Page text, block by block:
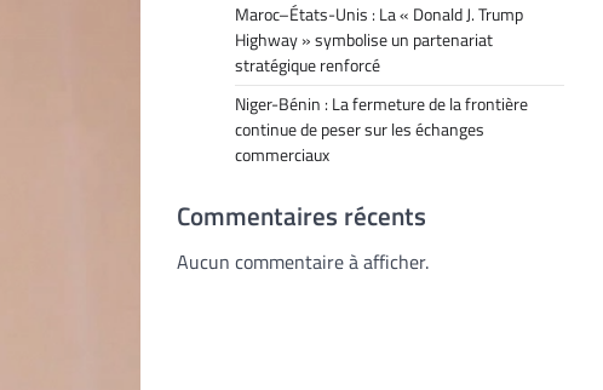
Maroc–États-Unis : La « Donald J. Trump
Highway » symbolise un partenariat
stratégique renforcé
Niger-Bénin : La fermeture de la frontière
continue de peser sur les échanges
commerciaux
Commentaires récents
Aucun commentaire à afficher.